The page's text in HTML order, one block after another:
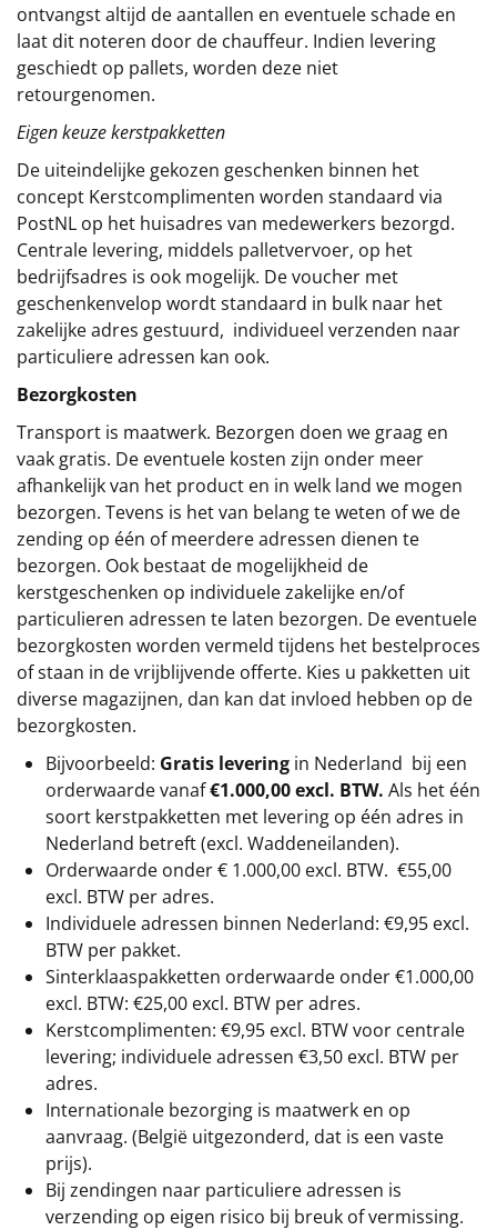
ontvangst altijd de aantallen en eventuele schade en
laat dit noteren door de chauffeur. Indien levering
geschiedt op pallets, worden deze niet
retourgenomen.
Eigen keuze kerstpakketten
De uiteindelijke gekozen geschenken binnen het
concept Kerstcomplimenten worden standaard via
PostNL op het huisadres van medewerkers bezorgd.
Centrale levering, middels palletvervoer, op het
bedrijfsadres is ook mogelijk. De voucher met
geschenkenvelop wordt standaard in bulk naar het
zakelijke adres gestuurd, individueel verzenden naar
particuliere adressen kan ook.
Bezorgkosten
Transport is maatwerk. Bezorgen doen we graag en
vaak gratis. De eventuele kosten zijn onder meer
afhankelijk van het product en in welk land we mogen
bezorgen. Tevens is het van belang te weten of we de
zending op één of meerdere adressen dienen te
bezorgen. Ook bestaat de mogelijkheid de
kerstgeschenken op individuele zakelijke en/of
particulieren adressen te laten bezorgen. De eventuele
bezorgkosten worden vermeld tijdens het bestelproces
of staan in de vrijblijvende offerte. Kies u pakketten uit
diverse magazijnen, dan kan dat invloed hebben op de
bezorgkosten.
Bijvoorbeeld: Gratis levering in Nederland bij een
orderwaarde vanaf€1.000,00 excl. BTW. Als het één
soort kerstpakketten met levering op één adres in
Nederland betreft (excl. Waddeneilanden).
Orderwaarde onder € 1.000,00 excl. BTW. €55,00
excl. BTW per adres.
Individuele adressen binnen Nederland: €9,95 excl.
BTW per pakket.
Sinterklaaspakketten orderwaarde onder €1.000,00
excl. BTW: €25,00 excl. BTW per adres.
Kerstcomplimenten: €9,95 excl. BTW voor centrale
levering; individuele adressen €3,50 excl. BTW per
adres.
Internationale bezorging is maatwerk en op
aanvraag. (België uitgezonderd, dat is een vaste
prijs).
Bij zendingen naar particuliere adressen is
verzending op eigen risico bij breuk of vermissing.